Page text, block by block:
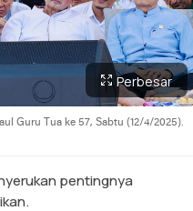
Perbesar
Guru Tua ke 57, Sabtu (12/4/2025).
pentingnya